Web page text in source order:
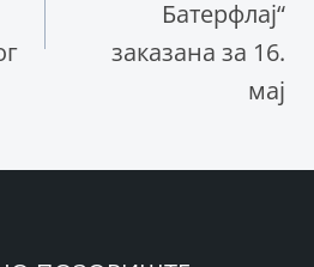
Батерфлај“
заказана за 16.
мај